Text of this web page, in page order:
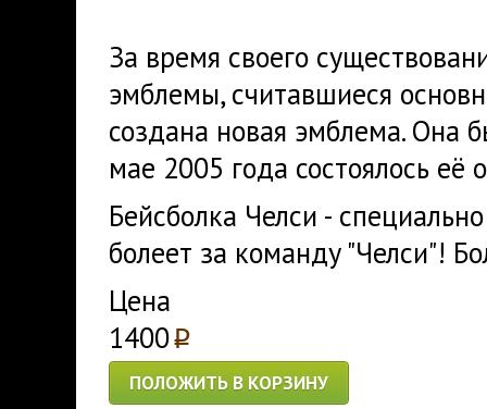
За время своего
эмблемы, считавшиеся
создана новая эмблема. Она
мае 2005 года состоялось её
Бейсболка Челси -
болеет за команду "Челси"!
Цена
1400p
ПОЛОЖИТЬ В КОРЗИНУ